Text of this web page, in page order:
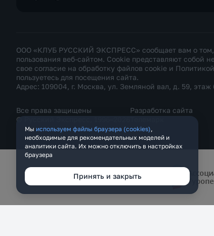
ООО «КЛУБ РУССКИЙ ЭКСПРЕСС» сообщает вам о том,
пользования веб-сайтом. Cookie представляют
свое согласие на обработку файлов cookie и
пользуетесь для посещения сайта.
Адрес: 109004, г. Москва, ул. Земляной вал, д. 59, этаж
Все права защищены
© Русский Экспресс, 1996–2026
Разработка сайта
Мы используем файлы браузера (cookies),
необходимые для рекомендательных моделей и
аналитики сайта. Их можно отключить в настройках
браузера
Принять и закрыть